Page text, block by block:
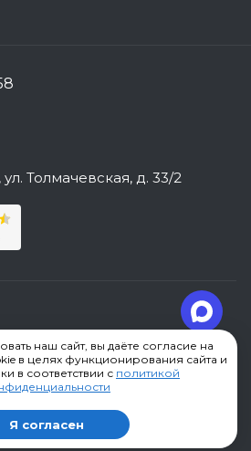
Толмачевская, д. 33/2
сеток © 2019-2026,
наш сайт, вы даёте согласие на
в целях функционирования сайта и
в соответствии с политикой
Я согласен